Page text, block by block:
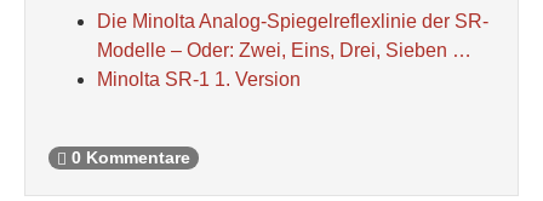
Die Minolta Analog-Spiegelreflexlinie der SR-
Modelle – Oder: Zwei, Eins, Drei, Sieben …
Minolta SR-1 1. Version
0 Kommentare